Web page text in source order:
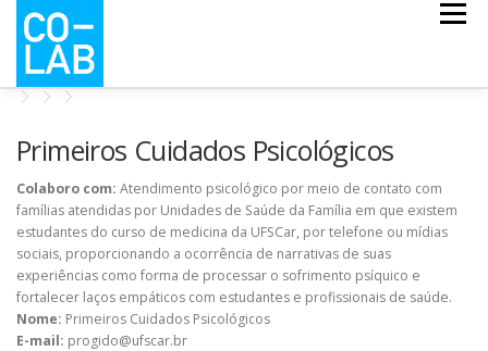
Pular
para
conteúdo
Menu
NOTÍCIAS QUEM SOMOS
Primeiros Cuidados Psicológicos
Colaboro com: Atendimento psicológico por meio de contato com
famílias atendidas por Unidades de Saúde da Família em que existem
estudantes do curso de medicina da UFSCar, por telefone ou mídias
sociais, proporcionando a ocorrência de narrativas de suas
experiências como forma de processar o sofrimento psíquico e
fortalecer laços empáticos com estudantes e profissionais de saúde.
Nome: Primeiros Cuidados Psicológicos
E-mail: progido@ufscar.br